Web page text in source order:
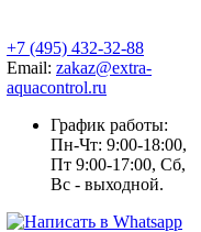
+7 (495) 432-32-88
Email: zakaz@extra-
aquacontrol.ru
График работы:
Пн-Чт: 9:00-18:00,
Пт 9:00-17:00, Сб,
Вс - выходной.